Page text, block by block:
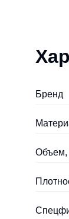
Бренд
Объем,